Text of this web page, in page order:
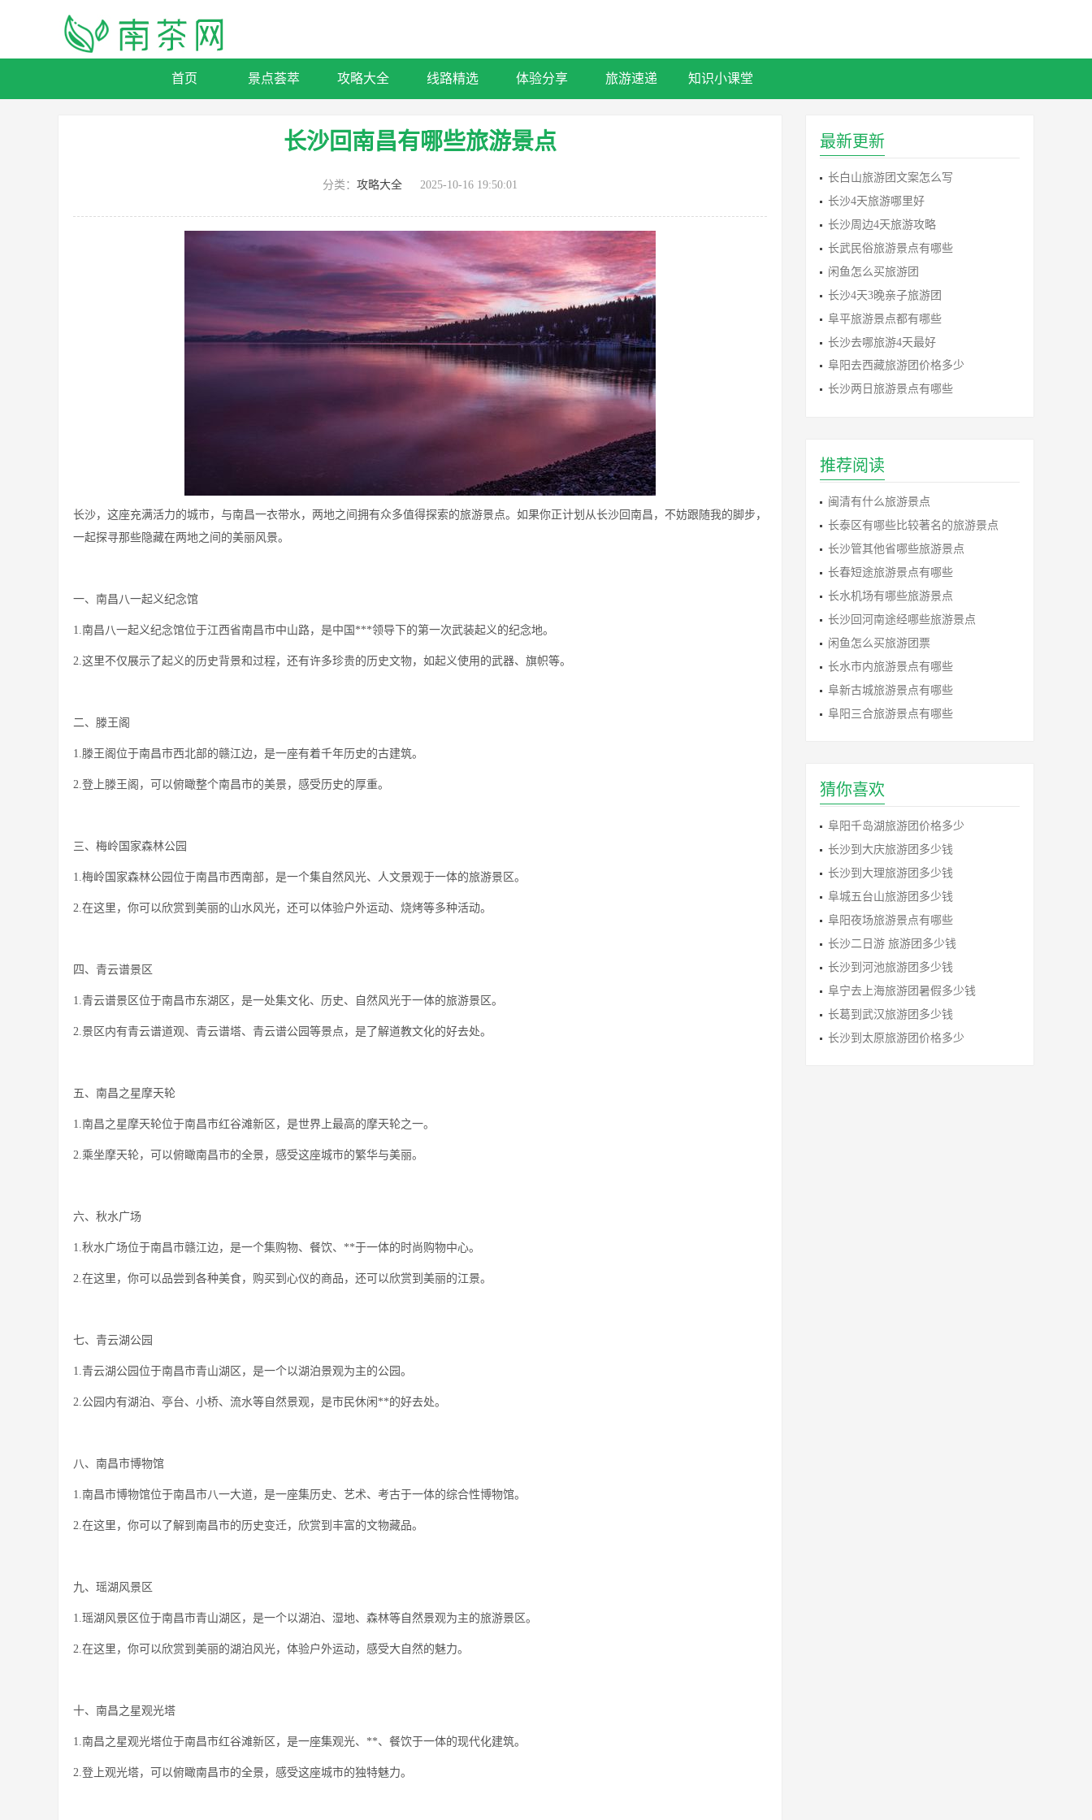
首页 景点荟萃 攻略大全 线路精选 体验分享 旅游速递 知识小课堂
长沙回南昌有哪些旅游景点
分类：攻略大全 2025-10-16 19:50:01
长沙，这座充满活力的城市，与南昌一衣带水，两地之间拥有众多值得探索的旅游景点。如果你正计划从长沙回南昌，不妨跟随我的脚步，
一起探寻那些隐藏在两地之间的美丽风景。
一、南昌八一起义纪念馆
1.南昌八一起义纪念馆位于江西省南昌市中山路，是中国***领导下的第一次武装起义的纪念地。
2.这里不仅展示了起义的历史背景和过程，还有许多珍贵的历史文物，如起义使用的武器、旗帜等。
二、滕王阁
1.滕王阁位于南昌市西北部的赣江边，是一座有着千年历史的古建筑。
2.登上滕王阁，可以俯瞰整个南昌市的美景，感受历史的厚重。
三、梅岭国家森林公园
1.梅岭国家森林公园位于南昌市西南部，是一个集自然风光、人文景观于一体的旅游景区。
2.在这里，你可以欣赏到美丽的山水风光，还可以体验户外运动、烧烤等多种活动。
四、青云谱景区
1.青云谱景区位于南昌市东湖区，是一处集文化、历史、自然风光于一体的旅游景区。
2.景区内有青云谱道观、青云谱塔、青云谱公园等景点，是了解道教文化的好去处。
五、南昌之星摩天轮
1.南昌之星摩天轮位于南昌市红谷滩新区，是世界上最高的摩天轮之一。
2.乘坐摩天轮，可以俯瞰南昌市的全景，感受这座城市的繁华与美丽。
六、秋水广场
1.秋水广场位于南昌市赣江边，是一个集购物、餐饮、**于一体的时尚购物中心。
2.在这里，你可以品尝到各种美食，购买到心仪的商品，还可以欣赏到美丽的江景。
七、青云湖公园
1.青云湖公园位于南昌市青山湖区，是一个以湖泊景观为主的公园。
2.公园内有湖泊、亭台、小桥、流水等自然景观，是市民休闲**的好去处。
八、南昌市博物馆
1.南昌市博物馆位于南昌市八一大道，是一座集历史、艺术、考古于一体的综合性博物馆。
2.在这里，你可以了解到南昌市的历史变迁，欣赏到丰富的文物藏品。
九、瑶湖风景区
1.瑶湖风景区位于南昌市青山湖区，是一个以湖泊、湿地、森林等自然景观为主的旅游景区。
2.在这里，你可以欣赏到美丽的湖泊风光，体验户外运动，感受大自然的魅力。
十、南昌之星观光塔
1.南昌之星观光塔位于南昌市红谷滩新区，是一座集观光、**、餐饮于一体的现代化建筑。
2.登上观光塔，可以俯瞰南昌市的全景，感受这座城市的独特魅力。
最新更新
长白山旅游团文案怎么写
长沙4天旅游哪里好
长沙周边4天旅游攻略
长武民俗旅游景点有哪些
闲鱼怎么买旅游团
长沙4天3晚亲子旅游团
阜平旅游景点都有哪些
长沙去哪旅游4天最好
阜阳去西藏旅游团价格多少
长沙两日旅游景点有哪些
推荐阅读
闽清有什么旅游景点
长泰区有哪些比较著名的旅游景点
长沙管其他省哪些旅游景点
长春短途旅游景点有哪些
长水机场有哪些旅游景点
长沙回河南途经哪些旅游景点
闲鱼怎么买旅游团票
长水市内旅游景点有哪些
阜新古城旅游景点有哪些
阜阳三合旅游景点有哪些
猜你喜欢
阜阳千岛湖旅游团价格多少
长沙到大庆旅游团多少钱
长沙到大理旅游团多少钱
阜城五台山旅游团多少钱
阜阳夜场旅游景点有哪些
长沙二日游 旅游团多少钱
长沙到河池旅游团多少钱
阜宁去上海旅游团暑假多少钱
长葛到武汉旅游团多少钱
长沙到太原旅游团价格多少